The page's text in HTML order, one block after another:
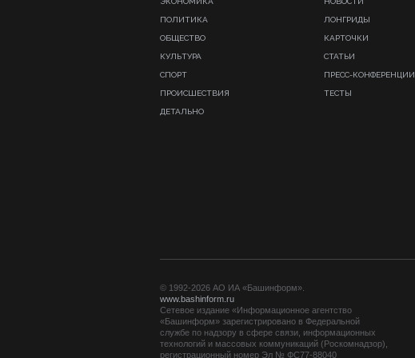
ПОЛИТИКА
ОБЩЕСТВО
КУЛЬТУРА
СПОРТ
ПРОИСШЕСТВИЯ
ДЕТАЛЬНО
ЛОНГРИДЫ
КАРТОЧКИ
СТАТЬИ
ПРЕСС-КОНФЕРЕНЦИИ
ТЕСТЫ
© 1992-2026 АО ИА «Башинформ».
www.bashinform.ru
Сетевое издание «Информационное агентство
«Башинформ» зарегистрировано в Федеральной
службе по надзору в сфере связи, информационных
технологий и массовых коммуникаций (Роскомнадзор),
регистрационный номер Эл № ФС77-88040